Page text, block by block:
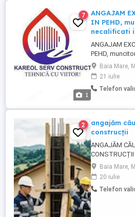
1
7
ANGAJAM
IN PEHD,
necalificati
ANGAJAM
PEHD,
instalatii apa si
CONSTRUCT
mediu de
posibilitatea
Marmatiei si
Baia Mare,
21 iulie
Telefon
2
angajăm
construcții
ANGAJĂM
Enexis Metal
căutăm
experimentați
calitate.
Baia Mare,
20 iulie
Telefon